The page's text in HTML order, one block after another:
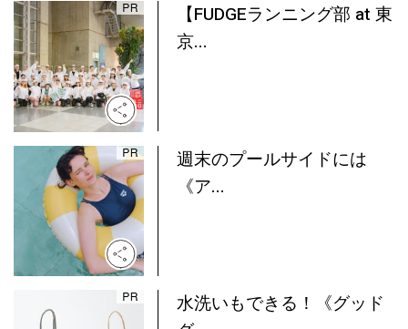
【FUDGEランニング部 at 東
京...
週末のプールサイドには
《ア...
水洗いもできる！《グッド